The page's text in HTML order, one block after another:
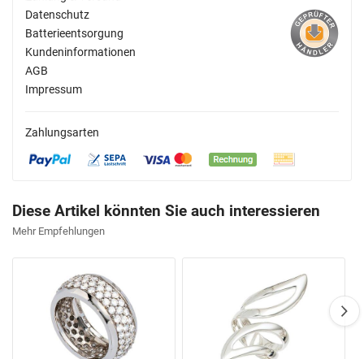
Datenschutz
Batterieentsorgung
Kundeninformationen
AGB
Impressum
Zahlungsarten
Diese Artikel könnten Sie auch interessieren
Mehr Empfehlungen